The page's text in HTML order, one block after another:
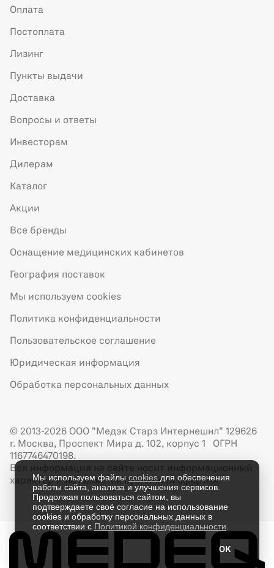
Оплата
Постоплата
Лизинг
Пункты выдачи
Доставка
Вопросы и ответы
Инвесторам
Дилерам
Каталог
Акции
Все бренды
Оснащение медицинских кабинетов
География поставок
Мы используем cookies
Политика конфиденциальности
Пользовательское соглашение
Юридическая информация
Обработка персональных данных
© 2013-2026 ООО "Медэк Старз Интернешнл" 129626
г. Москва, Проспект Мира д. 102, корпус 1 ОГРН
1167746470198.
Вся информация на сайте носит информационный
характер и не является публичной офертой.
Мы используем файлыcookies для обеспечения
работы сайта, анализа и улучшения сервисов.
Продолжая пользоваться сайтом, вы
подтверждаете своё согласие на использование
cookies и обработку персональных данных в
соответствии с Политикой конфиденциальности
OK